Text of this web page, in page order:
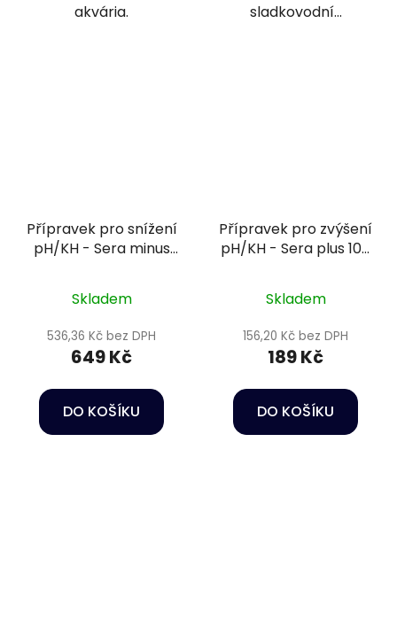
akvária.
sladkovodní...
Přípravek pro snížení
pH/KH - Sera minus
Skladem
536,36 Kč bez DPH
649 Kč
DO KOŠÍKU
Přípravek pro zvýšení
pH/KH - Sera plus 100
Skladem
156,20 Kč bez DPH
189 Kč
DO KOŠÍKU